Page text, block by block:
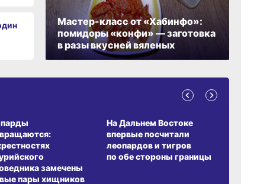
Мастер-класс от «Хабинфо»:
помидоры «конфи» — заготовка
в разы вкусней вяленых
замечены
пары хищников
На Дальнем Востоке
впервые посчитали
леопардов и тигров
по обе стороны границы